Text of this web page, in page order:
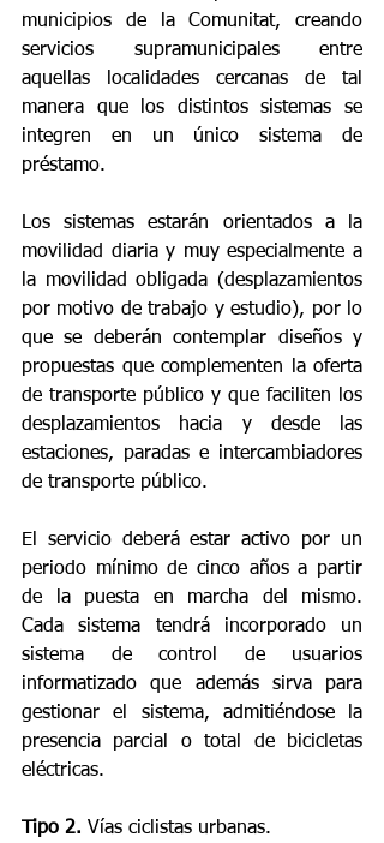
municipios de la Comunitat, creando
servicios supramunicipales entre
aquellas localidades cercanas de tal
manera que los distintos sistemas se
integren en un único sistema de
préstamo.
Los sistemas estarán orientados a la
movilidad diaria y muy especialmente a
la movilidad obligada (desplazamientos
por motivo de trabajo y estudio), por lo
que se deberán contemplar diseños y
propuestas que complementen la oferta
de transporte público y que faciliten los
desplazamientos hacia y desde las
estaciones, paradas e intercambiadores
de transporte público.
El servicio deberá estar activo por un
periodo mínimo de cinco años a partir
de la puesta en marcha del mismo.
Cada sistema tendrá incorporado un
sistema de control de usuarios
informatizado que además sirva para
gestionar el sistema, admitiéndose la
presencia parcial o total de bicicletas
eléctricas.
Tipo 2. Vías ciclistas urbanas.